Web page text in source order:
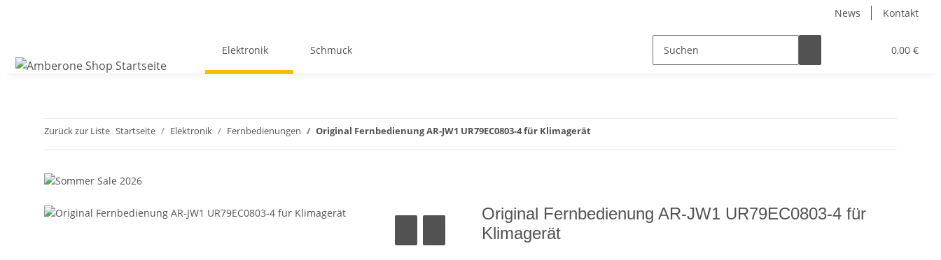
News Kontakt
0,00 €
Elektronik Schmuck
Zurück zur Liste Startseite Elektronik Fernbedienungen Original Fernbedienung AR-JW1 UR79EC0803-4 für Klimagerät
Original Fernbedienung AR-JW1 UR79EC0803-4 für
Klimagerät